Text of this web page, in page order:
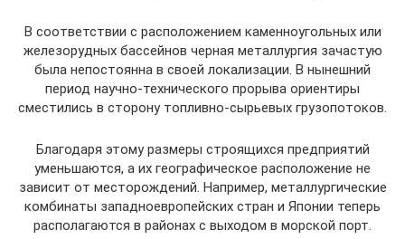
В соответствии с расположением каменноугольных или
железорудных бассейнов черная металлургия зачастую
была непостоянна в своей локализации. В нынешний
период научно-технического прорыва ориентиры
сместились в сторону топливно-сырьевых грузопотоков.
Благодаря этому размеры строящихся предприятий
уменьшаются, а их географическое расположение не
зависит от месторождений. Например, металлургические
комбинаты западноевропейских стран и Японии теперь
располагаются в районах с выходом в морской порт.